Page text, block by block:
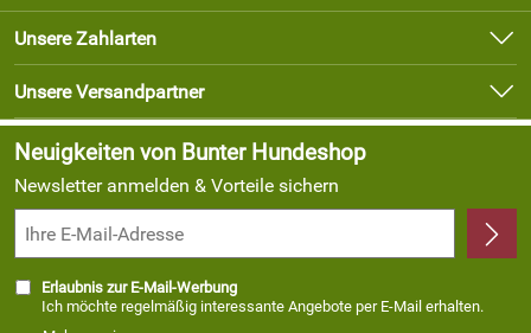
Newsletter
Lieferbedingungen
Kundenlogin
Unsere Bestseller
Marken
Neu
Angebote
Unsere Zahlarten
Unsere Versandpartner
Neuigkeiten von Bunter Hundeshop
Newsletter anmelden & Vorteile sichern
Erlaubnis zur E-Mail-Werbung
Ich möchte regelmäßig interessante Angebote per E-Mail erhalten.